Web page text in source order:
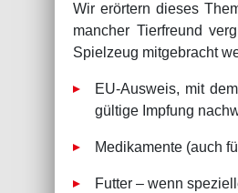
Wir erörtern dieses
mancher Tierfreund
Spielzeug mitgebracht
EU-Ausweis, mit
gültige Impfung
Medikamente (auch
Futter – wenn